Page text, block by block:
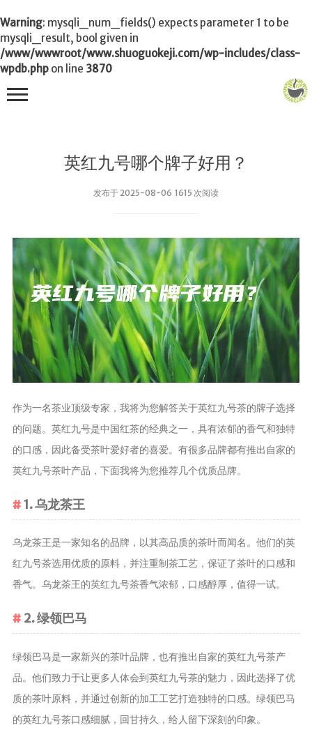
Warning: mysqli_num_fields() expects parameter 1 to be
mysqli_result, bool given in
/www/wwwroot/www.shuoguokeji.com/wp-includes/class-
wpdb.php on line 3870
英红九号哪个牌子好用？
发布于 2025-08-06 1615 次阅读
作为一名茶业顶级专家，我将为您解答关于英红九号茶的牌子选择
的问题。英红九号是中国红茶的经典之一，具有浓郁的香气和独特
的口感，因此备受茶叶爱好者的喜爱。有很多品牌都有推出自家的
英红九号茶叶产品，下面我将为您推荐几个优质品牌。
1. 乌龙茶王
乌龙茶王是一家知名的品牌，以其高品质的茶叶而闻名。他们的英
红九号茶选用优质的原料，并注重制茶工艺，保证了茶叶的口感和
香气。乌龙茶王的英红九号茶香气浓郁，口感醇厚，值得一试。
2. 绿领巴马
绿领巴马是一家新兴的茶叶品牌，也有推出自家的英红九号茶产
品。他们致力于让更多人体会到英红九号茶的魅力，因此选择了优
质的茶叶原料，并通过创新的加工工艺打造独特的口感。绿领巴马
的英红九号茶口感细腻，回甘持久，给人留下深刻的印象。
首页
品茶
泡茶
茶品
饮茶技巧
茶叶品种和
类别
花茶
茶叶生产和
制作
茶包和袋泡茶
值和功效
茶文化